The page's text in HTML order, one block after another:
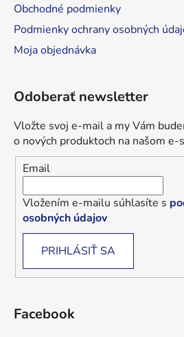
Obchodné podmienky
Podmienky ochrany osobných
Moja objednávka
Odoberať newsletter
Vložte svoj e-mail a my Vám
o nových produktoch na našom e-
Email
Vložením e-mailu súhlasíte s
osobných údajov
PRIHLÁSIŤ SA
Facebook